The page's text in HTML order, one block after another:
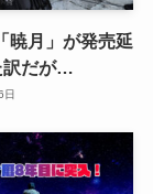
暁月」が発売延
訳だが…
日